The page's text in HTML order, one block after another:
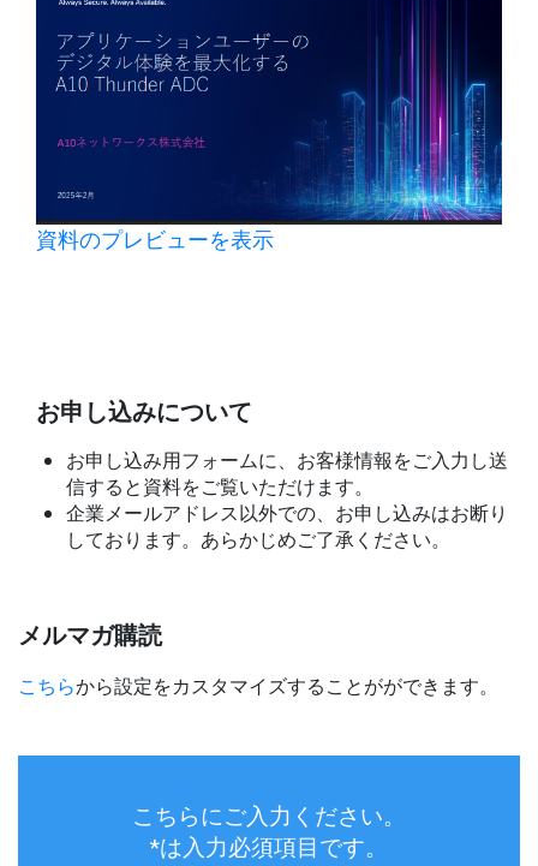
資料のプレビューを表示
お申し込みについて
お申し込み用フォームに、お客様情報をご入力し送
信すると資料をご覧いただけます。
企業メールアドレス以外での、お申し込みはお断り
しております。あらかじめご了承ください。
メルマガ購読
こちらから設定をカスタマイズすることがができます。
こちらにご入力ください。
*は入力必須項目です。